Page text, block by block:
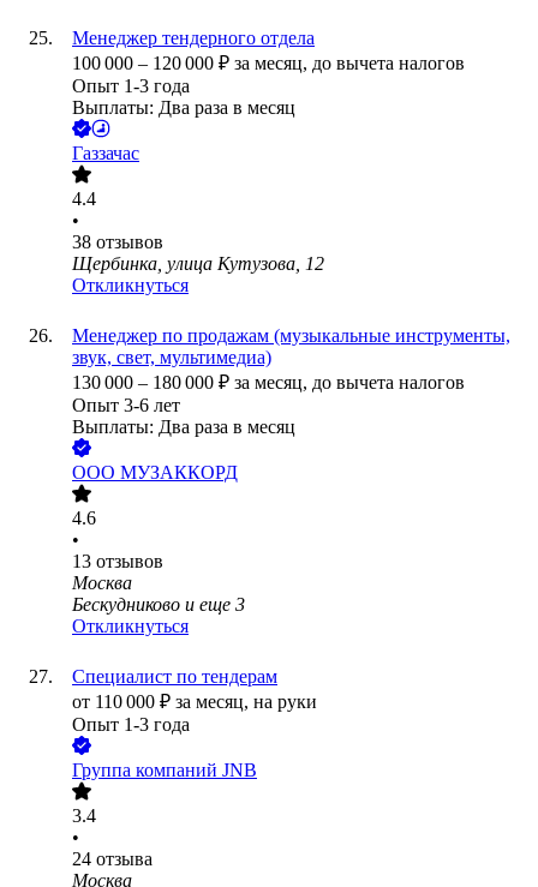
Менеджер тендерного отдела
100 000 – 120 000 ₽ за месяц, до вычета налогов
Опыт 1-3 года
Выплаты: Два раза в месяц
Газзачас
4.4
•
38 отзывов
Щербинка, улица Кутузова, 12
Откликнуться
Менеджер по продажам (музыкальные инструменты,
звук, свет, мультимедиа)
130 000 – 180 000 ₽ за месяц, до вычета налогов
Опыт 3-6 лет
Выплаты: Два раза в месяц
ООО МУЗАККОРД
4.6
•
13 отзывов
Москва
Бескудниково и еще 3
Откликнуться
Специалист по тендерам
от 110 000 ₽ за месяц, на руки
Опыт 1-3 года
Группа компаний JNB
3.4
•
24 отзыва
Москва